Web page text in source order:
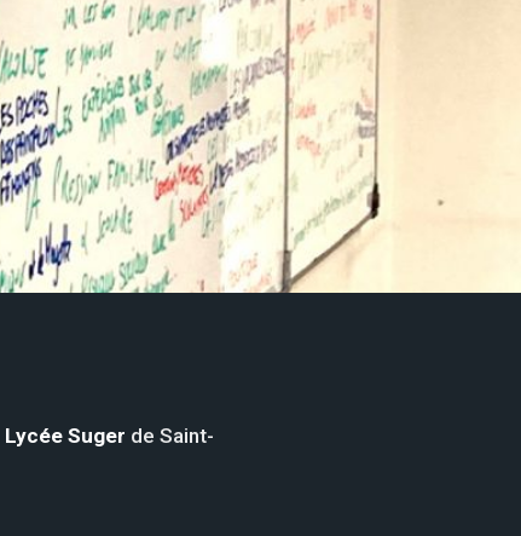
Lycée Suger de Saint-